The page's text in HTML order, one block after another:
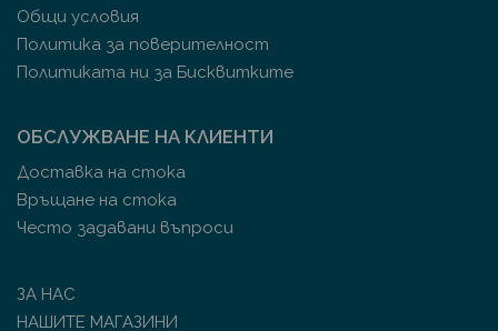
Общи условия
Политика за поверителност
Политиката ни за Бисквитките
ОБСЛУЖВАНЕ НА КЛИЕНТИ
Доставка на стока
Връщане на стока
Често задавани въпроси
ЗА НАС
НАШИТЕ МАГАЗИНИ